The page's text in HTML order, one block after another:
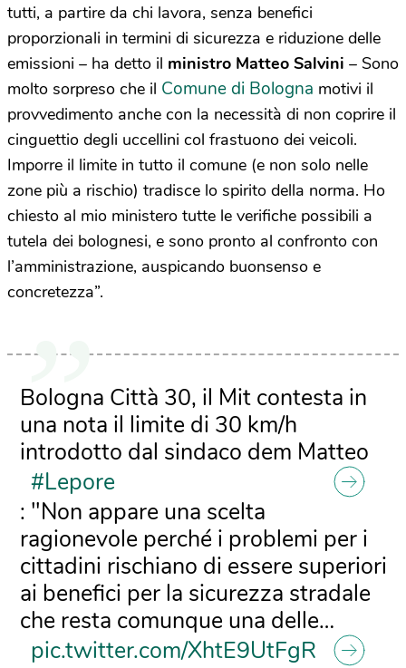
tutti, a partire da chi lavora, senza benefici
proporzionali in termini di sicurezza e riduzione delle
emissioni – ha detto il ministro Matteo Salvini – Sono
molto sorpreso che il Comune di Bologna motivi il
provvedimento anche con la necessità di non coprire il
cinguettio degli uccellini col frastuono dei veicoli.
Imporre il limite in tutto il comune (e non solo nelle
zone più a rischio) tradisce lo spirito della norma. Ho
chiesto al mio ministero tutte le verifiche possibili a
tutela dei bolognesi, e sono pronto al confronto con
l’amministrazione, auspicando buonsenso e
concretezza”.
Bologna Città 30, il Mit contesta in
una nota il limite di 30 km/h
introdotto dal sindaco dem Matteo
#Lepore
: "Non appare una scelta
ragionevole perché i problemi per i
cittadini rischiano di essere superiori
ai benefici per la sicurezza stradale
che resta comunque una delle…
pic.twitter.com/XhtE9UtFgR